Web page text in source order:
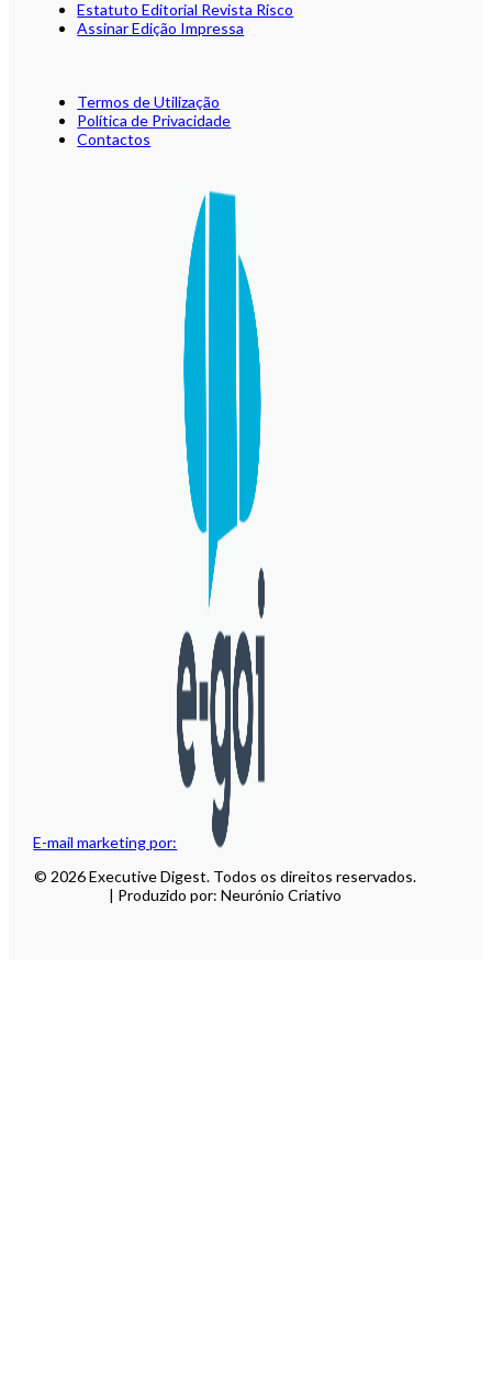
E-mail marketing por:
Estatuto Editorial Revista Risco
Assinar Edição Impressa
Termos de Utilização
Política de Privacidade
Contactos
© 2026 Executive Digest. Todos os direitos reservados.
| Produzido por: Neurónio Criativo